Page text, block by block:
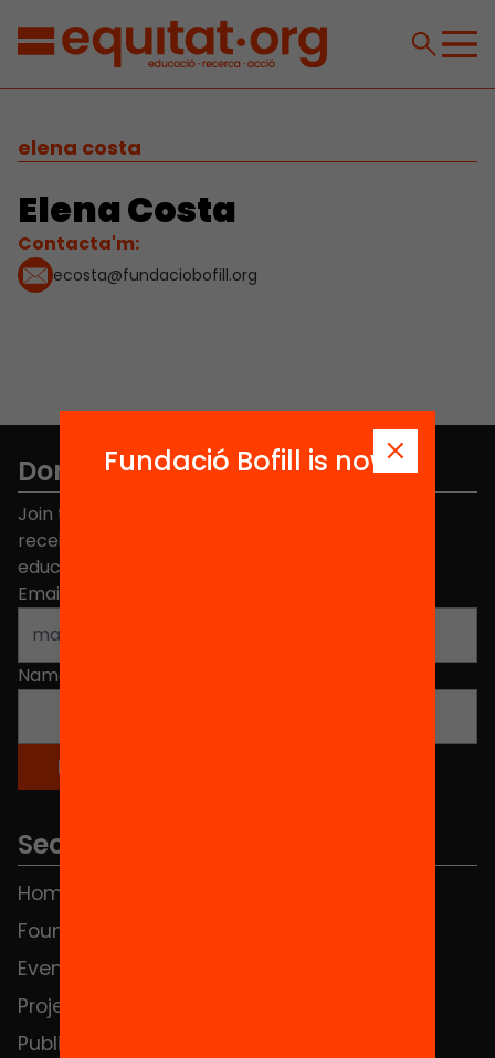
elena costa
Elena Costa
Contacta'm:
ecosta@fundaciobofill.org
Don't miss anything.
Join the more than 40,000 people who already
receive news about initiatives and projects for
educational change in Catalonia.
Email address
Name
Sections
Home
Foundation
Events
Projects
Publications and videos
Fundació Bofill is now